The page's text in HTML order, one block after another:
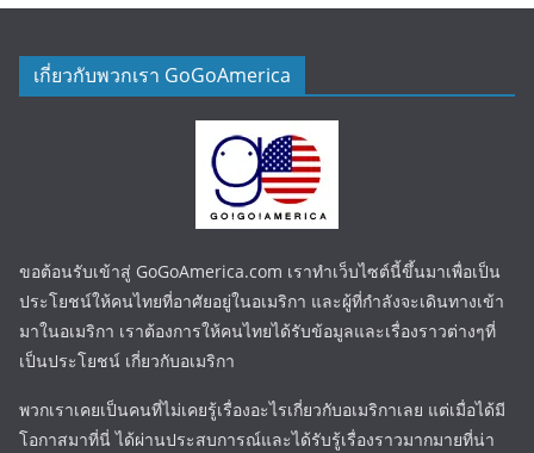
เกี่ยวกับพวกเรา GoGoAmerica
ขอต้อนรับเข้าสู่ GoGoAmerica.com เราทำเว็บไซต์นี้ขึ้นมาเพื่อเป็น
ประโยชน์ให้คนไทยที่อาศัยอยู่ในอเมริกา และผู้ที่กำลังจะเดินทางเข้า
มาในอเมริกา เราต้องการให้คนไทยได้รับข้อมูลและเรื่องราวต่างๆที่
เป็นประโยชน์ เกี่ยวกับอเมริกา
พวกเราเคยเป็นคนที่ไม่เคยรู้เรื่องอะไรเกี่ยวกับอเมริกาเลย แต่เมื่อได้มี
โอกาสมาที่นี่ ได้ผ่านประสบการณ์และได้รับรู้เรื่องราวมากมายที่น่า